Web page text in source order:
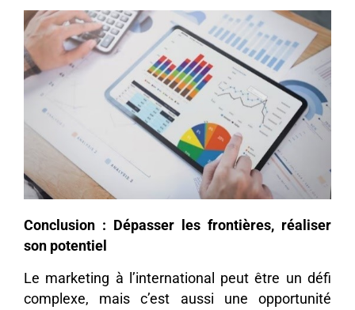
Conclusion : Dépasser les frontières, réaliser
son potentiel
Le marketing à l’international peut être un défi
complexe, mais c’est aussi une opportunité